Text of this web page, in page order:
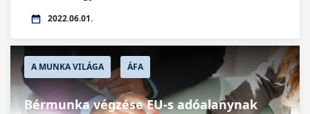
2022.06.01.
A MUNKA VILÁGA ÁFA
Bérmunka végzése EU-s adóalanynak